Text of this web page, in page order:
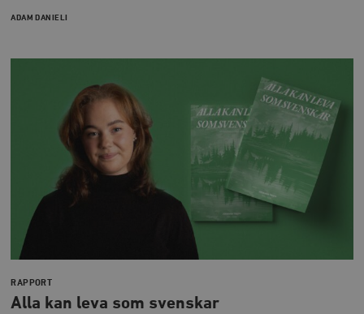
ADAM DANIELI
RAPPORT
Alla kan leva som svenskar